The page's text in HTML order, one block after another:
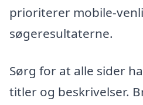
prioriterer mobile-
søgeresultaterne.
Sørg for at alle sider
titler og beskrivelser.